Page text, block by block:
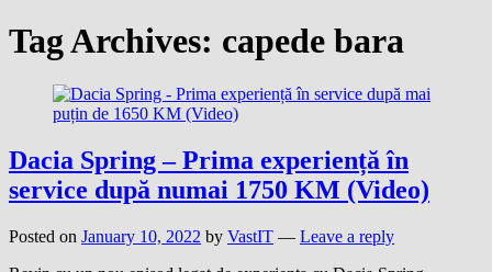
Tag Archives: capede bara
Dacia Spring – Prima experiență în
service după numai 1750 KM (Video)
Posted on January 10, 2022 by VastIT — Leave a reply